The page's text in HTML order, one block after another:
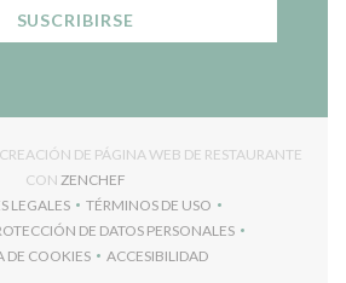
SUSCRIBIRSE
DE PÁGINA WEB DE RESTAURANTE
CON ZENCHEF((ABRE EN UNA NUEVA
LEGALES
((ABRE EN UNA NUEVA VENTANA))
TÉRMINOS DE USO
((ABRE EN UNA NUEVA
DE DATOS PERSONALES
((ABRE EN UNA NUEVA VENTANA))
DE COOKIES
((ABRE EN UNA NUEVA VENTANA))
ACCESIBILIDAD
((ABRE EN UNA NUEVA